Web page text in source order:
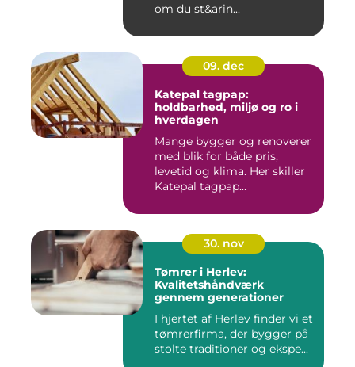
om du st&arin...
09. dec
Katepal tagpap:
holdbarhed, miljø og ro i
hverdagen
Mange bygger og renoverer
med blik for både pris,
levetid og klima. Her skiller
Katepal tagpap...
30. nov
Tømrer i Herlev:
Kvalitetshåndværk
gennem generationer
I hjertet af Herlev finder vi et
tømrerfirma, der bygger på
stolte traditioner og ekspe...